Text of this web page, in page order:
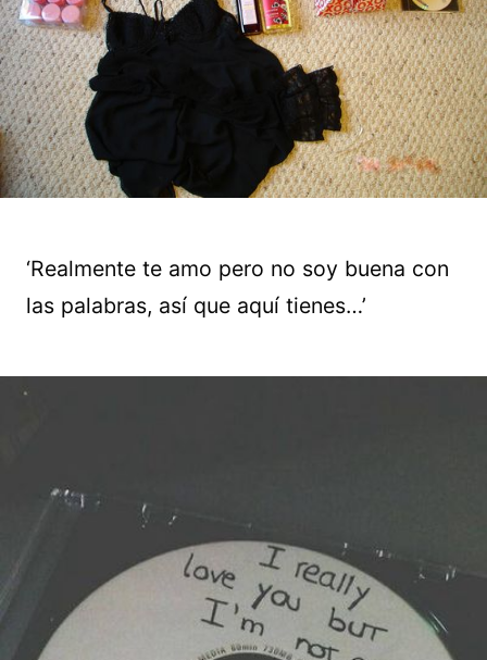
‘Realmente te amo pero no soy buena con
las palabras, así que aquí tienes…’